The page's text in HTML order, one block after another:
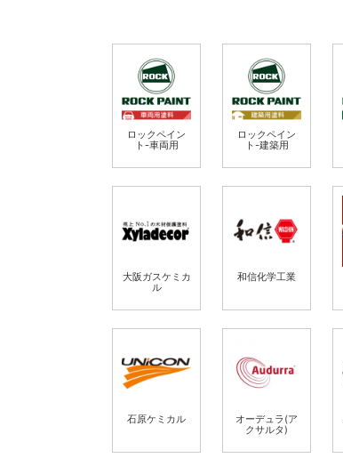
ロックペイン
ト-車両用
ロックペイン
ト-建築用
大阪ガスケミカ
ル
和信化学工業
石原ケミカル
オーデュラ(ア
クサルタ)